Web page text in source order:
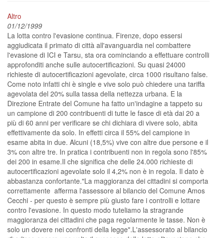
Altro
01/12/1999
La lotta contro l'evasione continua. Firenze, dopo essersi
aggiudicata il primato di città all'avanguardia nel combattere
l'evasione di ICI e Tarsu, sta ora cominciando a effettuare controlli
approfonditi anche sulle autocertificazioni. Su quasi 24000
richieste di autocertificazioni agevolate, circa 1000 risultano false.
Come noto infatti chi è single e vive solo può chiedere una tariffa
agevolata del 20% sulla tassa della nettezza urbana. E la
Direzione Entrate del Comune ha fatto un'indagine a tappeto su
un campione di 200 contribuenti di tutte le fasce di età dai 20 a
più di 60 anni per verificare se chi dichiara di vivere solo, abita
effettivamente da solo. In effetti circa il 55% del campione in
esame abita in due. Alcuni (18,5%) vive con altre due persone e il
3% con altre tre. In pratica i contribuenti non in regola sono l'85%
dei 200 in esame.Il che significa che delle 24.000 richieste di
autocertificazioni agevolate solo il 4,2% non è in regola. Il dato è
abbastanza confortante."La maggioranza dei cittadini si comporta
correttamente  afferma l'assessore al bilancio del Comune Amos
Cecchi - per questo è sempre più giusto fare i controlli e lottare
contro l'evasione. In questo modo tuteliamo la stragrande
maggioranza dei cittadini che paga regolarmente le tasse. Non è
solo un dovere nei confronti della legge".L'assessorato al bilancio